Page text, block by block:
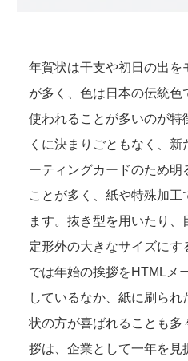
年賀状は干支や初日の出を
が多く、色は日本の伝統
使われることが多いのが特
くに決まりごともなく、新
ーティングカードのため明
ことが多く、紙や特殊加工
ます。抜き型を用いたり
定形外の大きなサイズにす
では年始の挨拶をHTMLメ
しているなか、紙に刷ら
状の方が喜ばれることも多
拶は、企業として一年を見